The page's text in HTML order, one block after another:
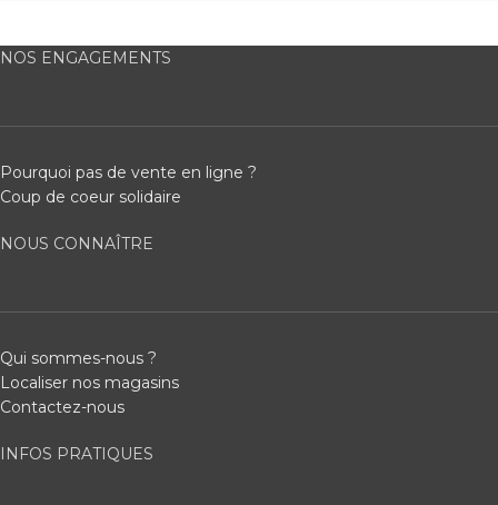
NOS ENGAGEMENTS
Pourquoi pas de vente en ligne ?
Coup de coeur solidaire
NOUS CONNAÎTRE
Qui sommes-nous ?
Localiser nos magasins
Contactez-nous
INFOS PRATIQUES